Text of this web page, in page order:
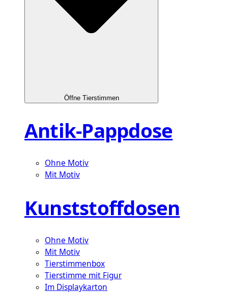
Öffne Tierstimmen
Antik-Pappdose
Ohne Motiv
Mit Motiv
Kunststoffdosen
Ohne Motiv
Mit Motiv
Tierstimmenbox
Tierstimme mit Figur
Im Displaykarton